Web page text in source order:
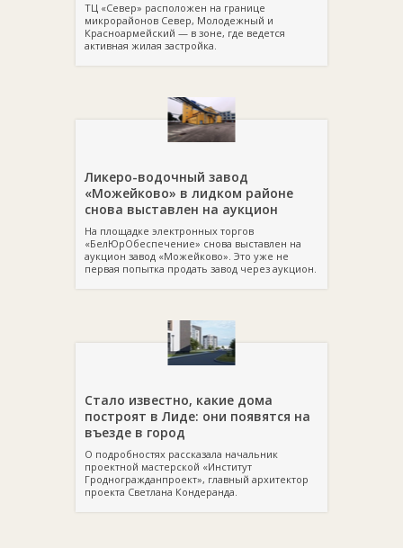
ТЦ «Север» расположен на границе
микрорайонов Север, Молодежный и
Красноармейский — в зоне, где ведется
активная жилая застройка.
Ликеро-водочный завод
«Можейково» в лидком районе
снова выставлен на аукцион
На площадке электронных торгов
«БелЮрОбеспечение» снова выставлен на
аукцион завод «Можейково». Это уже не
первая попытка продать завод через аукцион.
Стало известно, какие дома
построят в Лиде: они появятся на
въезде в город
О подробностях рассказала начальник
проектной мастерской «Институт
Гродногражданпроект», главный архитектор
проекта Светлана Кондеранда.